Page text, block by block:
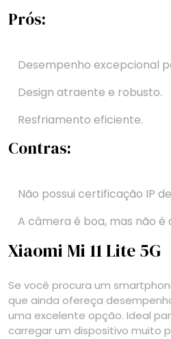
Prós:
Desempenho excepcional
Design atraente e robusto.
Resfriamento eficiente.
Contras:
Não possui certificação IP
A câmera é boa, mas não
Xiaomi Mi 11 Lite 5G
Se você procura um
que ainda ofereça
uma excelente opção. Ideal
carregar um dispositivo muito